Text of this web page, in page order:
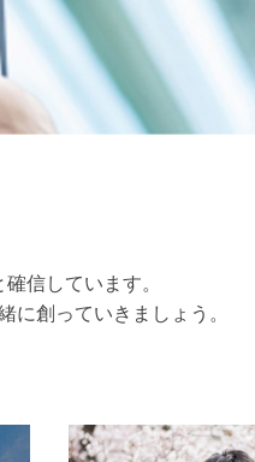
信しています。
に創っていきましょう。